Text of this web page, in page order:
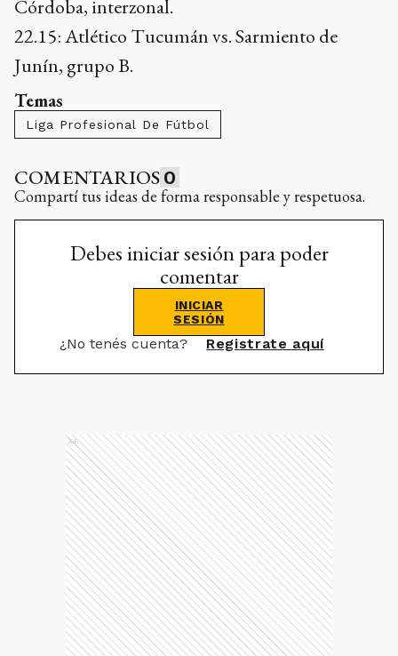
Córdoba, interzonal.
22.15: Atlético Tucumán vs. Sarmiento de
Junín, grupo B.
Temas
Liga Profesional De Fútbol
COMENTARIOS 0
Compartí tus ideas de forma responsable y respetuosa.
Debes iniciar sesión para poder
comentar
INICIAR
SESIÓN
¿No tenés cuenta? Registrate aquí
Ads